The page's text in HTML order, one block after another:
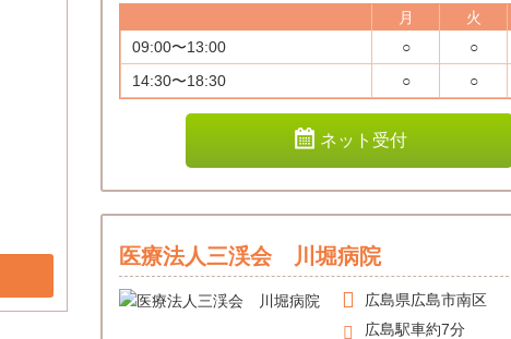
月 火
09:00〜13:00
○ ○
14:30〜18:30
○ ○
ネット受付
医療法人三渓会 川堀病院
広島県広島市南区
広島駅車約7分